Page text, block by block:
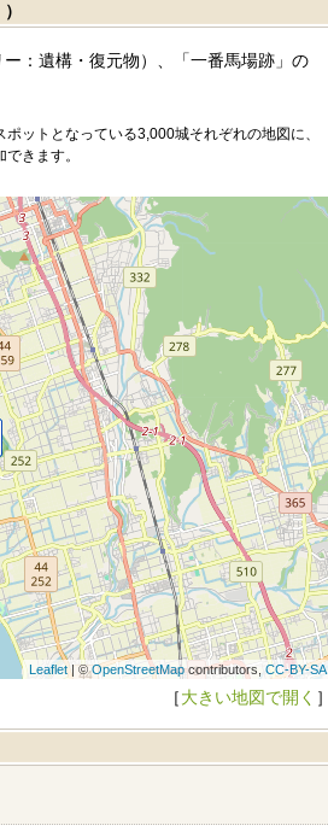
：遺構・復元物）、「一番馬場跡」の
ットとなっている3,000城それぞれの地図に、
きます。
Leaflet| ©OpenStreetMapcontributors, CC-BY-SA
［大きい地図で開く ］